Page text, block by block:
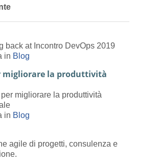
back at Incontro DevOps 2019
in Blog
migliorare la produttività
migliorare la produttività
in Blog
agile di progetti, consulenza e